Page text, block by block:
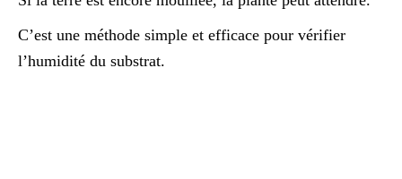
C’est une méthode simple et efficace pour vérifier
l’humidité du substrat.